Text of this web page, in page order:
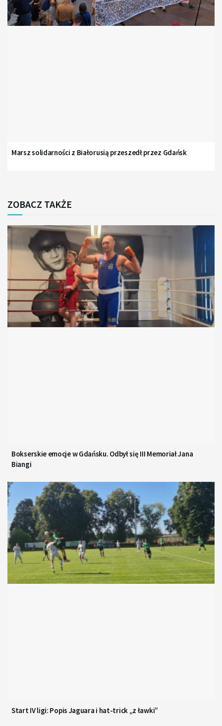
Marsz solidarności z Białorusią przeszedł przez Gdańsk
ZOBACZ TAKŻE
Bokserskie emocje w Gdańsku. Odbył się III Memoriał Jana
Biangi
Start IV ligi: Popis Jaguara i hat-trick „z ławki”